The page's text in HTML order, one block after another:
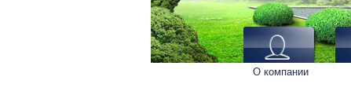
О компании